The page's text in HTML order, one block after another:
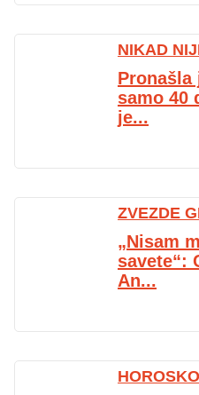
NIKAD
Pronašla
samo 40
je...
ZVEZDE
„Nisam
savete“:
An...